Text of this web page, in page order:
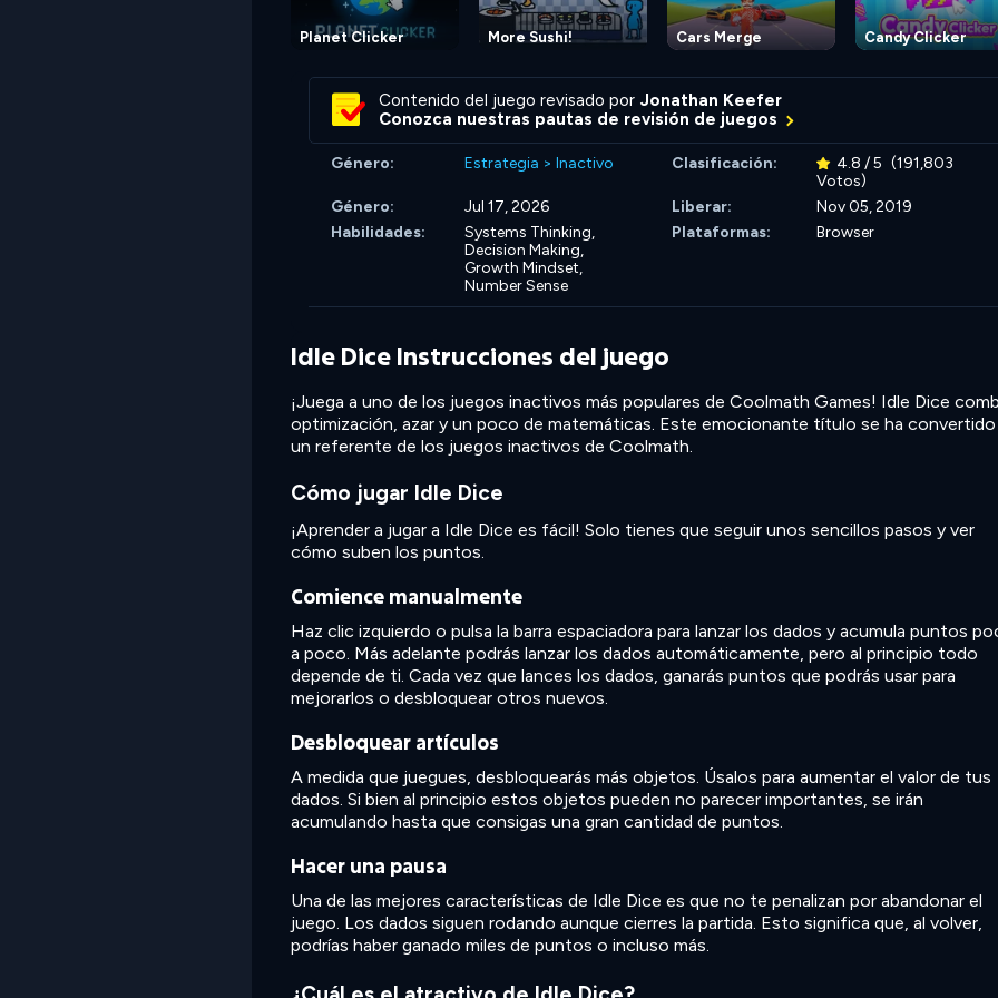
Planet Clicker More Sushi! Cars Merge Candy Clicker
Contenido del juego revisado por Jonathan Keefer
Conozca nuestras pautas de revisión de juegos
Género: Estrategia > Inactivo Clasificación: 4.8 / 5 (191,803
Votos)
Género:
Jul 17, 2026 Liberar:
Nov 05, 2019
Habilidades:
Systems Thinking,
Decision Making,
Growth Mindset,
Number Sense
Plataformas: Browser
Idle Dice Instrucciones del juego
¡Juega a uno de los juegos inactivos más populares de Coolmath Games! Idle Dice
optimización, azar y un poco de matemáticas. Este emocionante título se ha
un referente de los juegos inactivos de Coolmath.
Cómo jugar Idle Dice
¡Aprender a jugar a Idle Dice es fácil! Solo tienes que seguir unos sencillos pasos y ver
cómo suben los puntos.
Comience manualmente
Haz clic izquierdo o pulsa la barra espaciadora para lanzar los dados y acumula puntos
a poco. Más adelante podrás lanzar los dados automáticamente, pero al principio todo
depende de ti. Cada vez que lances los dados, ganarás puntos que podrás usar para
mejorarlos o desbloquear otros nuevos.
Desbloquear artículos
A medida que juegues, desbloquearás más objetos. Úsalos para aumentar el valor de tus
dados. Si bien al principio estos objetos pueden no parecer importantes, se irán
acumulando hasta que consigas una gran cantidad de puntos.
Hacer una pausa
Una de las mejores características de Idle Dice es que no te penalizan por abandonar el
juego. Los dados siguen rodando aunque cierres la partida. Esto significa que, al volver,
podrías haber ganado miles de puntos o incluso más.